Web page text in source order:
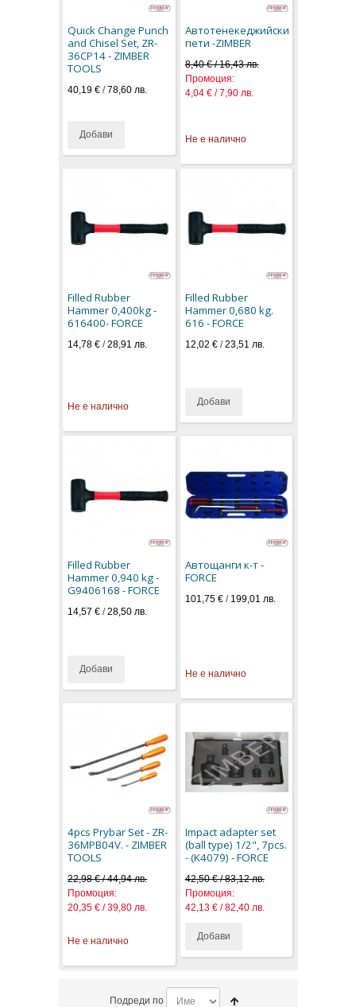
Quick Change Punch
and Chisel Set, ZR-
36CP14 - ZIMBER
TOOLS
40,19 € /78,60 лв.
Добави
Автотенекеджийски
пети -ZIMBER
8,40 € / 16,43 лв.
Промоция:
4,04 € / 7,90 лв.
Не е налично
Filled Rubber
Hammer 0,400kg -
616400- FORCE
14,78 € /28,91 лв.
Не е налично
Filled Rubber
Hammer 0,680 kg.
616 - FORCE
12,02 €/23,51 лв.
Добави
Filled Rubber
Hammer 0,940 kg -
G9406168 - FORCE
14,57 € /28,50 лв.
Добави
Автощанги к-т -
FORCE
101,75 €/ 199,01 лв.
Не е налично
4pcs Prybar Set - ZR-
36MPB04V. - ZIMBER
TOOLS
22,98 € / 44,94 лв.
Промоция:
20,35 € / 39,80 лв.
Не е налично
Impact adapter set
(ball type) 1/2", 7pcs.
- (K4079) - FORCE
42,50 € / 83,12 лв.
Промоция:
42,13 € / 82,40 лв.
Добави
Подреди по